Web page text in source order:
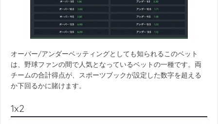
オーバー/アンダーベッティングとしても知られるこのベット
は、野球ファンの間で人気となっているベットの一種です。両
チームの合計得点が、スポーツブックが設定した数字を超える
か下回るかに賭けます。
1x2